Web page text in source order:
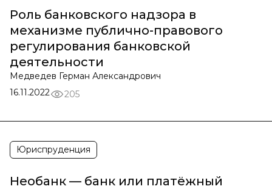
Роль банковского надзора в
механизме публично-правового
регулирования банковской
деятельности
Медведев Герман Александрович
16.11.2022
205
Юриспруденция
Необанк — банк или платёжный